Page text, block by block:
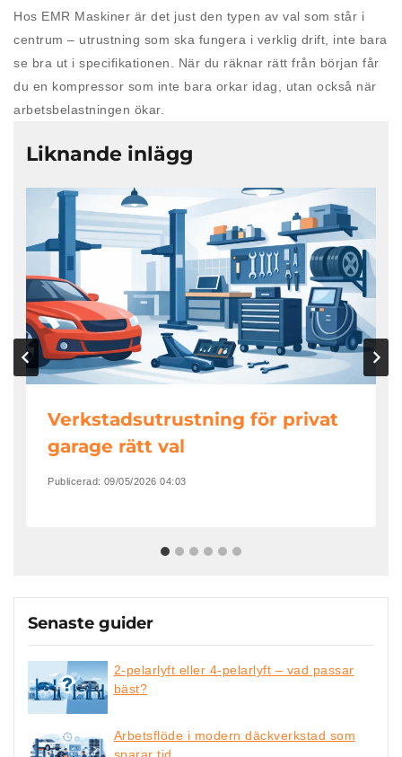
Hos EMR Maskiner är det just den typen av val som står i
centrum – utrustning som ska fungera i verklig drift, inte bara
se bra ut i specifikationen. När du räknar rätt från början får
du en kompressor som inte bara orkar idag, utan också när
arbetsbelastningen ökar.
Liknande inlägg
Verkstadsutrustning för privat
garage rätt val
Publicerad: 09/05/2026 04:03
Senaste guider
2-pelarlyft eller 4-pelarlyft – vad passar
bäst?
Arbetsflöde i modern däckverkstad som